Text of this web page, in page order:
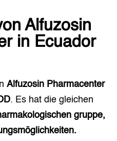
Alfuzosin
in Ecuador
Alfuzosin Pharmacenter
. Es hat die gleichen
gruppe,